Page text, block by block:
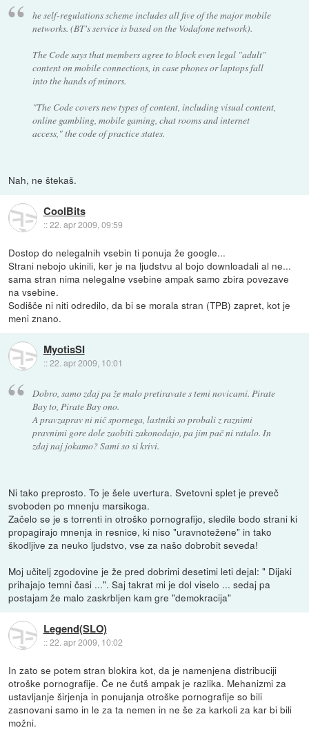
he self-regulations scheme includes all five of the major mobile
networks. (BT's service is based on the Vodafone network).
The Code says that members agree to block even legal "adult"
content on mobile connections, in case phones or laptops fall
into the hands of minors.
"The Code covers new types of content, including visual content,
online gambling, mobile gaming, chat rooms and internet
access," the code of practice states.
Nah, ne štekaš.
CoolBits
::22. apr 2009, 09:59
Dostop do nelegalnih vsebin ti ponuja že google...
Strani nebojo ukinili, ker je na ljudstvu al bojo downloadali al ne...
sama stran nima nelegalne vsebine ampak samo zbira povezave
na vsebine.
Sodišče ni niti odredilo, da bi se morala stran (TPB) zapret, kot je
meni znano.
MyotisSI
::22. apr 2009, 10:01
Dobro, samo zdaj pa že malo pretiravate s temi novicami. Pirate
Bay to, Pirate Bay ono.
A pravzaprav ni nič spornega, lastniki so probali z raznimi
pravnimi gore dole zaobiti zakonodajo, pa jim pač ni ratalo. In
zdaj naj jokamo? Sami so si krivi.
Ni tako preprosto. To je šele uvertura. Svetovni splet je preveč
svoboden po mnenju marsikoga.
Začelo se je s torrenti in otroško pornografijo, sledile bodo strani ki
propagirajo mnenja in resnice, ki niso "uravnotežene" in tako
škodljive za neuko ljudstvo, vse za našo dobrobit seveda!
Moj učitelj zgodovine je že pred dobrimi desetimi leti dejal: " Dijaki
prihajajo temni časi ...". Saj takrat mi je dol viselo ... sedaj pa
postajam že malo zaskrbljen kam gre "demokracija"
Legend(SLO)
::22. apr 2009, 10:02
In zato se potem stran blokira kot, da je namenjena distribuciji
otroške pornografije. Če ne čutš ampak je razlika. Mehanizmi za
ustavljanje širjenja in ponujanja otroške pornografije so bili
zasnovani samo in le za ta nemen in ne še za karkoli za kar bi bili
možni.